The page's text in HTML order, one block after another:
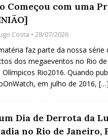
Cidades
*DESTAQUE
Começou com uma Praça
Agroecológico com os
e Inauguração da Feira
Fluminenses,
Nova Via Mobilidade
Começou com uma
Costa • 28/07/2026
faz parte da nossa
dos megaeventos no Rio
Olímpicos Rio2016. Quando
em julho de 2016, […]
Dia de Derrota da
no Rio de Janeiro,